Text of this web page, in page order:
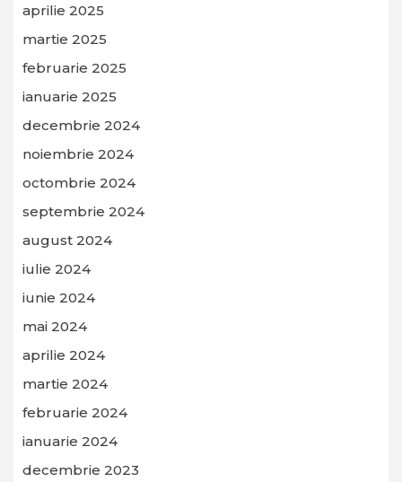
aprilie 2025
martie 2025
februarie 2025
ianuarie 2025
decembrie 2024
noiembrie 2024
octombrie 2024
septembrie 2024
august 2024
iulie 2024
iunie 2024
mai 2024
aprilie 2024
martie 2024
februarie 2024
ianuarie 2024
decembrie 2023